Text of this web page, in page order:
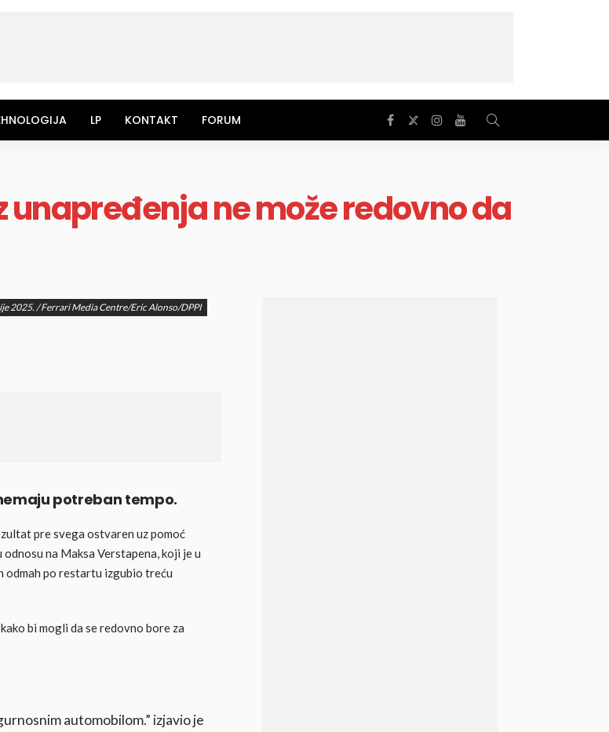
LP KONTAKT FORUM
unapređenja ne može redovno da
2025. / Ferrari Media Centre/Eric Alonso/DPPI
potreban tempo.
pre svega ostvaren uz pomoć
na Maksa Verstapena, koji je u
odmah po restartu izgubio treću
bi mogli da se redovno bore za
automobilom.” izjavio je